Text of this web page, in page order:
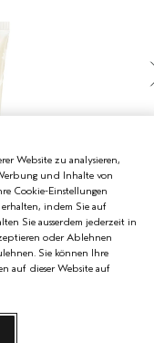
Website zu analysieren,
und Inhalte von
Cookie-Einstellungen
indem Sie auf
Sie ausserdem jederzeit in
oder Ablehnen
Sie können Ihre
auf dieser Website auf